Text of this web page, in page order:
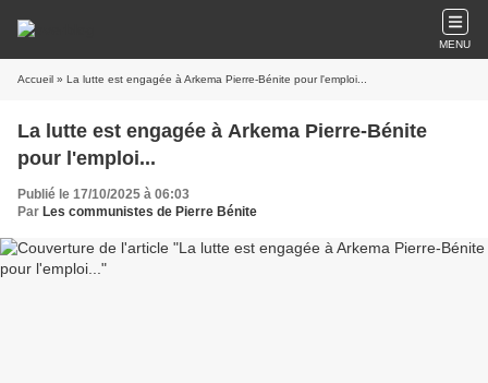
MENU
Accueil » La lutte est engagée à Arkema Pierre-Bénite pour l'emploi...
La lutte est engagée à Arkema Pierre-Bénite
pour l'emploi...
Publié le 17/10/2025 à 06:03
Par Les communistes de Pierre Bénite